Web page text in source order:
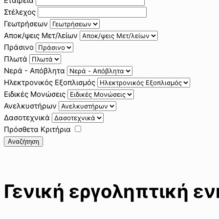
Στέλεχος
Γεωτρήσεων
Αποκ/ψεις Μετ/λείων
Πράσινο
Πλωτά
Νερά - Απόβλητα
Ηλεκτρονικός Εξοπλισμός
Ειδικές Μονώσεις
Ανελκυστήρων
Δασοτεχνικά
Πρόσθετα Κριτήρια
Αναζήτηση
Γενική εργοληπτική